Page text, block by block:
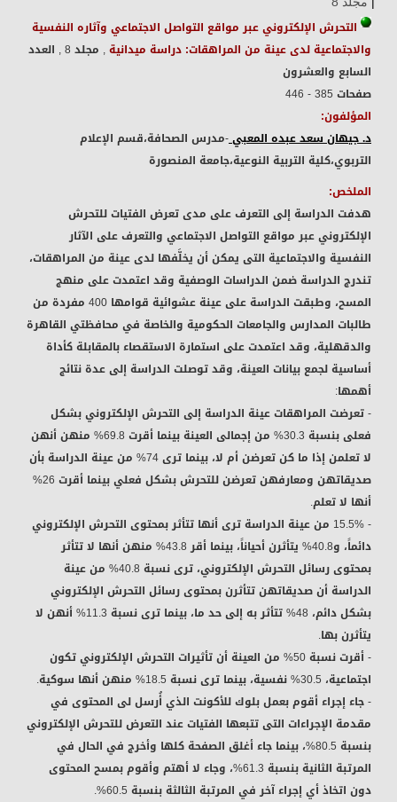
التحرش الإلكتروني عبر مواقع التواصل الاجتماعي وآثاره النفسية
والاجتماعية لدى عينة من المراهقات: دراسة ميدانية, مجلد 8
, العدد
السابع والعشرون
صفحات 385 - 446
المؤلفون:
د. جيهان سعد عبده المعبي-مدرس الصحافة،قسم الإعلام
التربوي،كلية التربية النوعية،جامعة المنصورة
الملخص:
هدفت الدراسة إلى التعرف على مدى تعرض الفتيات للتحرش
الإلكتروني عبر مواقع التواصل الاجتماعي والتعرف على الآثار
النفسية والاجتماعية التى يمكن أن يخلَّفها لدى عينة من المراهقات،
تندرج الدراسة ضمن الدراسات الوصفية وقد اعتمدت على منهج
المسح، وطبقت الدراسة على عينة عشوائية قوامها 400 مفردة من
طالبات المدارس والجامعات الحكومية والخاصة في محافظتي القاهرة
والدقهلية، وقد اعتمدت على استمارة الاستقصاء بالمقابلة كأداة
أساسية لجمع بيانات العينة، وقد توصلت الدراسة إلى عدة نتائج
أهمها:
- تعرضت المراهقات عينة الدراسة إلى التحرش الإلكتروني بشكل
فعلى بنسبة 30.3% من إجمالى العينة بينما أقرت 69.8% منهن أنهن
لا تعلمن إذا ما كن تعرضن أم لا، بينما ترى 74% من عينة الدراسة بأن
صديقاتهن ومعارفهن تعرضن للتحرش بشكل فعلي بينما أقرت 26%
أنها لا تعلم.
- 15.5% من عينة الدراسة ترى أنها تتأثر بمحتوى التحرش الإلكتروني
دائماً، و40.8% يتأثرن أحياناً، بينما أقر 43.8% منهن أنها لا تتأثر
بمحتوى رسائل التحرش الإلكتروني، ترى نسبة 40.8% من عينة
الدراسة أن صديقاتهن تتأثرن بمحتوى رسائل التحرش الإلكتروني
بشكل دائم، 48% تتأثر به إلى حد ما، بينما ترى نسبة 11.3% أنهن لا
يتأثرن بها.
- أقرت نسبة 50% من العينة أن تأثيرات التحرش الإلكتروني تكون
اجتماعية، 30.5% نفسية، بينما ترى نسبة 18.5% منهن أنها سوكية.
- جاء إجراء أقوم بعمل بلوك للأكونت الذي أُرسل لى المحتوى في
مقدمة الإجراءات التى تتبعها الفتيات عند التعرض للتحرش الإلكتروني
بنسبة 80.5%، بينما جاء أغلق الصفحة كلها وأخرج في الحال في
المرتبة الثانية بنسبة 61.3%، وجاء لا أهتم وأقوم بمسح المحتوى
دون اتخاذ أي إجراء آخر في المرتبة الثالثة بنسبة 60.5%.